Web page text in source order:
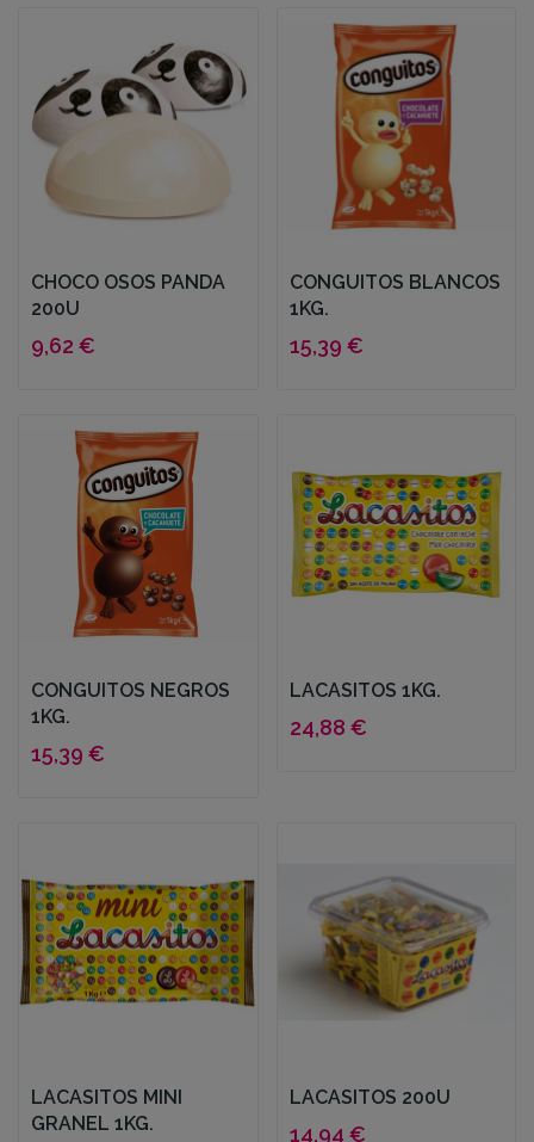
CHOCO OSOS PANDA
200U
9,62 €
CONGUITOS BLANCOS
1KG.
15,39 €
CONGUITOS NEGROS
1KG.
15,39 €
LACASITOS 1KG.
24,88 €
LACASITOS MINI
GRANEL 1KG.
LACASITOS 200U
14,94 €